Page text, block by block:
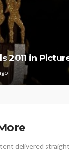
2011 in
delivered straight